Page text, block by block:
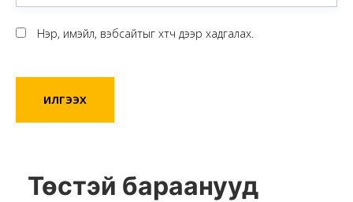
Нэр, имэйл, вэбсайтыг хөтөч дээр хадгалах.
Төстэй бараанууд